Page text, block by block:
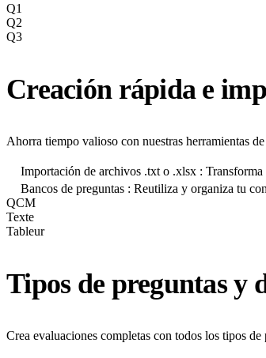
Q1
Q2
Q3
Creación rápida e
Ahorra tiempo valioso con nuestras herramientas
Importación de archivos .txt o .xlsx : Transforma
Bancos de preguntas : Reutiliza y organiza tu
QCM
Texte
Tableur
Tipos de preguntas y
Crea evaluaciones completas con todos los tipos